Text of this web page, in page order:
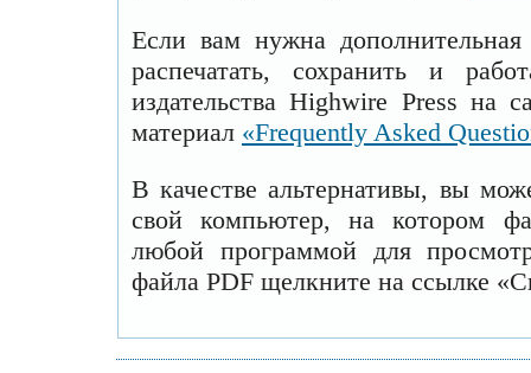
Если вам нужна
распечатать, сохранить и
издательства Highwire Press на
материал «Frequently Asked
В качестве альтернативы, вы
свой компьютер, на котором
любой программой для
файла PDF щелкните на ссылке